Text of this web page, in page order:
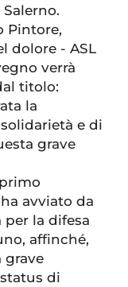
Pintore,
dolore - ASL
verrà
titolo:
la
e di
grave
avviato da
la difesa
affinché,
grave
di